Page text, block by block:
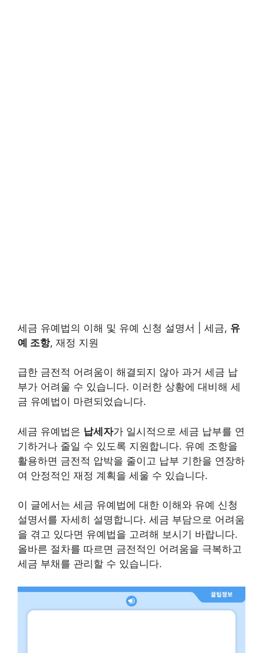
세금 유예법의 이해 및 유예 신청 설명서 | 세금, 유
예 조항, 재정 지원
급한 금전적 어려움이 해결되지 않아 과거 세금 납
부가 어려울 수 있습니다. 이러한 상황에 대비해 세
금 유예법이 마련되었습니다.
세금 유예법은 납세자가 일시적으로 세금 납부를 연
기하거나 줄일 수 있도록 지원합니다. 유예 조항을
활용하면 금전적 압박을 줄이고 납부 기한을 연장하
여 안정적인 재정 계획을 세울 수 있습니다.
이 글에서는 세금 유예법에 대한 이해와 유예 신청
설명서를 자세히 설명합니다. 세금 부담으로 어려움
을 겪고 있다면 유예법을 고려해 보시기 바랍니다.
올바른 절차를 따르면 금전적인 어려움을 극복하고
세금 부채를 관리할 수 있습니다.